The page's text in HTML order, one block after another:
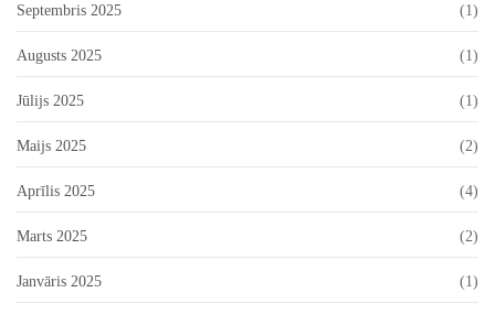
Septembris 2025 (1)
Augusts 2025 (1)
Jūlijs 2025 (1)
Maijs 2025 (2)
Aprīlis 2025 (4)
Marts 2025 (2)
Janvāris 2025 (1)